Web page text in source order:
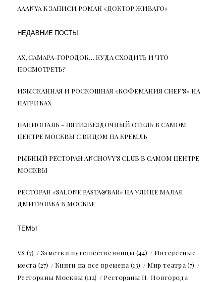
AAANYAК ЗАПИСИ РОМАН «ДОКТОР ЖИВАГО»
НЕДАВНИЕ ПОСТЫ
АХ, САМАРА-ГОРОДОК… КУДА СХОДИТЬ И ЧТО
ПОСМОТРЕТЬ?
ИЗЫСКАННАЯ И РОСКОШНАЯ «КОФЕМАНИЯ CHEF’S» НА
ПАТРИКАХ
НАЦИОНАЛЬ – ПЯТИЗВЕЗДОЧНЫЙ ОТЕЛЬ В САМОМ
ЦЕНТРЕ МОСКВЫ С ВИДОМ НА КРЕМЛЬ
РЫБНЫЙ РЕСТОРАН ANCHOVY’S CLUB В САМОМ ЦЕНТРЕ
МОСКВЫ
РЕСТОРАН «SALONE PASTA&BAR» НА УЛИЦЕ МАЛАЯ
ДМИТРОВКА В МОСКВЕ
ТЕМЫ
VS (7) Заметки путешественницы (44)
Интересные
места (27) Книги на все времена (13) Мир театра (7)
Рестораны Москвы (112) Рестораны Н. Новгорода